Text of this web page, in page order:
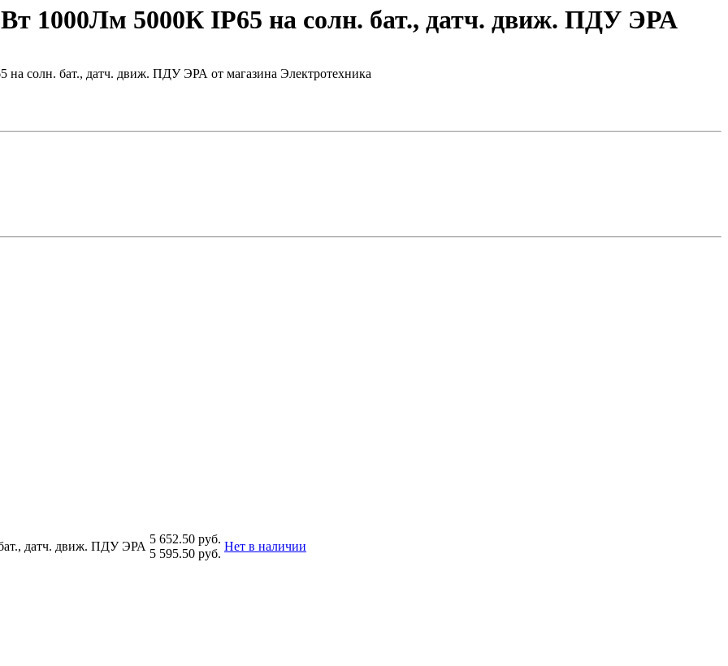
1000Лм 5000К IP65 на солн. бат., датч. движ. ПДУ ЭРА
датч. движ. ПДУ ЭРА
5 652.50 руб.
5 595.50 руб.
Нет в наличии